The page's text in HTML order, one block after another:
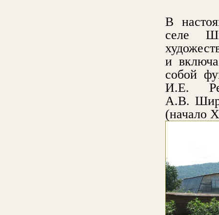
В
селе
и
собой
И.Е.
А.В.
(начало